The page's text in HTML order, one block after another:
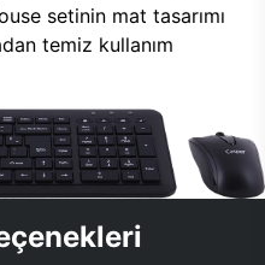
setinin mat tasarımı
temiz kullanım